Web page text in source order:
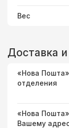
Вес
Доставка
«Нова
отделения
«Нова
Вашему